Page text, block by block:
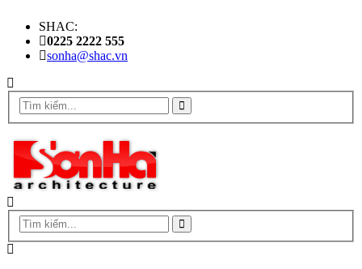
SHAC:
0225 2222 555
sonha@shac.vn